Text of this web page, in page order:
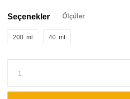
Seçenekler Ölçüler
200 ml 40 ml